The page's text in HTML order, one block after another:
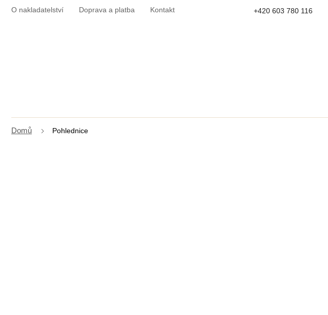
+420 603 780 116
O nakladatelství Doprava a platba Kontakt
Pohlednice